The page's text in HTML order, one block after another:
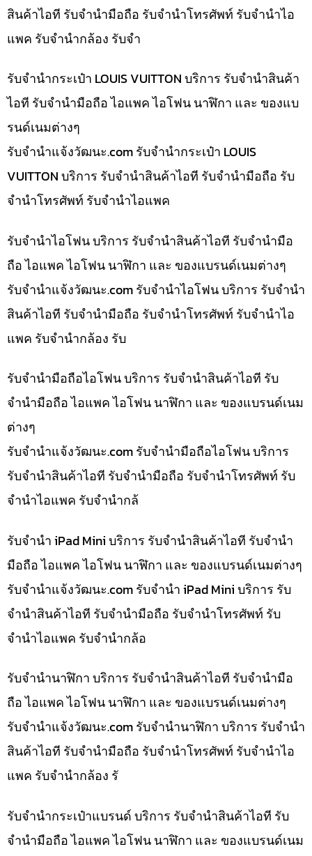
สินค้าไอที รับจำนำมือถือ รับจำนำโทรศัพท์ รับจำนำไอ
แพค รับจำนำกล้อง รับจำ
รับจำนำกระเป๋า LOUIS VUITTON บริการ รับจำนำสินค้า
ไอที รับจำนำมือถือ ไอแพค ไอโฟน นาฬิกา และ ของแบ
รนด์เนมต่างๆ
รับจํานําแจ้งวัฒนะ.com รับจำนำกระเป๋า LOUIS
VUITTON บริการ รับจำนำสินค้าไอที รับจำนำมือถือ รับ
จำนำโทรศัพท์ รับจำนำไอแพค
รับจำนำไอโฟน บริการ รับจำนำสินค้าไอที รับจำนำมือ
ถือ ไอแพค ไอโฟน นาฬิกา และ ของแบรนด์เนมต่างๆ
รับจํานําแจ้งวัฒนะ.com รับจำนำไอโฟน บริการ รับจำนำ
สินค้าไอที รับจำนำมือถือ รับจำนำโทรศัพท์ รับจำนำไอ
แพค รับจำนำกล้อง รับ
รับจำนำมือถือไอโฟน บริการ รับจำนำสินค้าไอที รับ
จำนำมือถือ ไอแพค ไอโฟน นาฬิกา และ ของแบรนด์เนม
ต่างๆ
รับจํานําแจ้งวัฒนะ.com รับจำนำมือถือไอโฟน บริการ
รับจำนำสินค้าไอที รับจำนำมือถือ รับจำนำโทรศัพท์ รับ
จำนำไอแพค รับจำนำกล้
รับจำนำ iPad Mini บริการ รับจำนำสินค้าไอที รับจำนำ
มือถือ ไอแพค ไอโฟน นาฬิกา และ ของแบรนด์เนมต่างๆ
รับจํานําแจ้งวัฒนะ.com รับจำนำ iPad Mini บริการ รับ
จำนำสินค้าไอที รับจำนำมือถือ รับจำนำโทรศัพท์ รับ
จำนำไอแพค รับจำนำกล้อ
รับจำนำนาฬิกา บริการ รับจำนำสินค้าไอที รับจำนำมือ
ถือ ไอแพค ไอโฟน นาฬิกา และ ของแบรนด์เนมต่างๆ
รับจํานําแจ้งวัฒนะ.com รับจำนำนาฬิกา บริการ รับจำนำ
สินค้าไอที รับจำนำมือถือ รับจำนำโทรศัพท์ รับจำนำไอ
แพค รับจำนำกล้อง รั
รับจำนำกระเป๋าแบรนด์ บริการ รับจำนำสินค้าไอที รับ
จำนำมือถือ ไอแพค ไอโฟน นาฬิกา และ ของแบรนด์เนม